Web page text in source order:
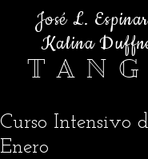
José L.
Kalina
T A N G
Curso Intensivo
Enero